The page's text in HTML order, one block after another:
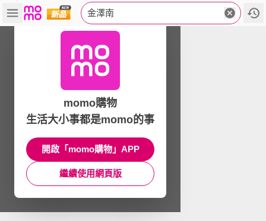
金澤南
momo購物
生活大小事都是momo的事
開啟「momo購物」APP
繼續使用網頁版